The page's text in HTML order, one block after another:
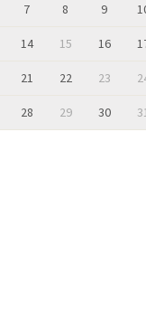
7 8 9
14 15 16
21 22 23
28 29 30